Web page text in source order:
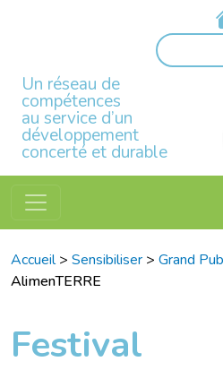
Un réseau de
compétences
au service d’un
développement
concerté et durable
Accueil> Sensibiliser > Grand
AlimenTERRE
Festival